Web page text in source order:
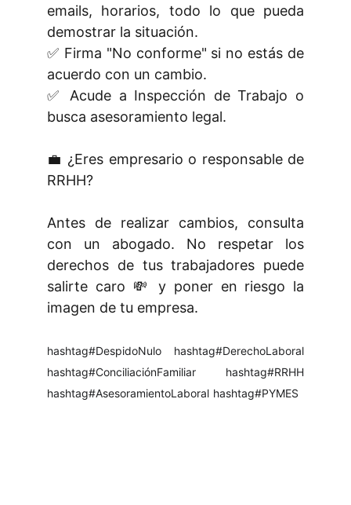
emails, horarios, todo lo que pueda
demostrar la situación.
✅ Firma "No conforme" si no estás de
acuerdo con un cambio.
✅ Acude a Inspección de Trabajo o
busca asesoramiento legal.
💼 ¿Eres empresario o responsable de
RRHH?
Antes de realizar cambios, consulta
con un abogado. No respetar los
derechos de tus trabajadores puede
salirte caro 💸 y poner en riesgo la
imagen de tu empresa.
hashtag#DespidoNulo
hashtag#DerechoLaboral
hashtag#ConciliaciónFamiliar
hashtag#RRHH
hashtag#AsesoramientoLaboral hashtag#PYMES